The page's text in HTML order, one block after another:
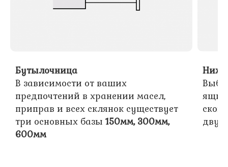
Бутылочница
В зависимости от ваших
предпочтений в хранении масел,
приправ и всех склянок существует
три основных базы 150мм, 300мм,
600мм